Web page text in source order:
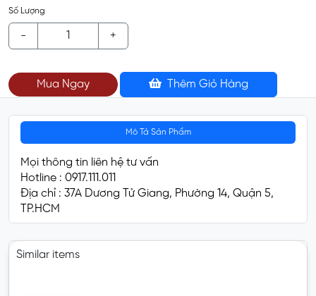
Số Lượng
- +
Mua Ngay Thêm Giỏ Hàng
Mô Tả Sản Phẩm
Mọi thông tin liên hệ tư vấn
Hotline : 0917.111.011
Địa chỉ : 37A Dương Tử Giang, Phường 14, Quận 5,
TP.HCM
Similar items